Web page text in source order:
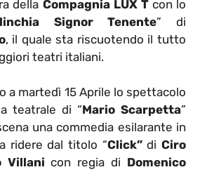
della Compagnia LUX Tcon lo
Signor Tenente” di
, il quale sta riscuotendo il tutto
teatri italiani.
a martedì 15 Aprile lo spettacolo
teatrale di “Mario Scarpetta”
una commedia esilarante in
ridere dal titolo “Click”diCiro
Villani con regia di Domenico